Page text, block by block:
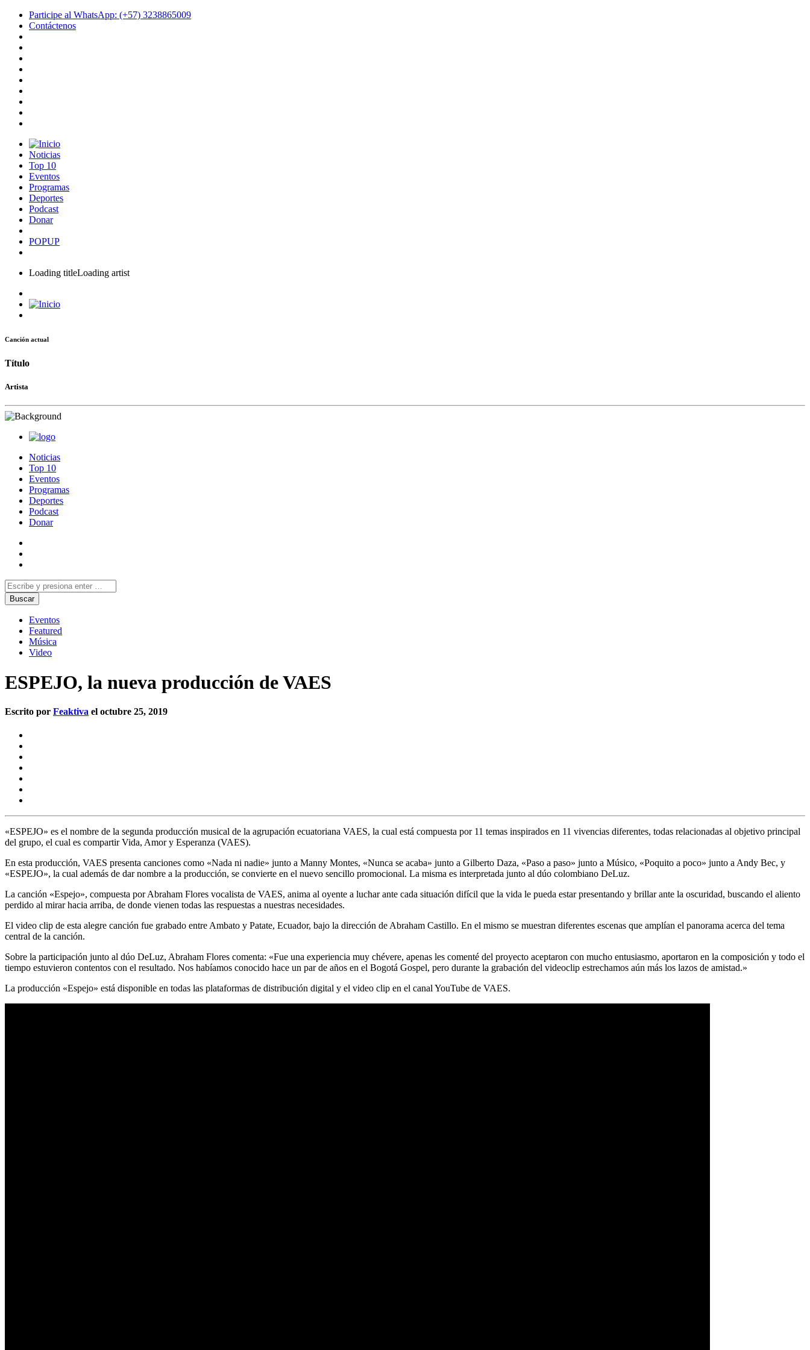
Participe al WhatsApp: (+57) 3238865009
Contáctenos
Noticias
Top 10
Eventos
Programas
Deportes
Podcast
Donar
POPUP
Loading titleLoading artist
Canción actual
Título
Artista
Noticias
Top 10
Eventos
Programas
Deportes
Podcast
Donar
Eventos
Featured
Música
Video
ESPEJO, la nueva producción de VAES
Escrito por Feaktiva el octubre 25, 2019
«ESPEJO» es el nombre de la segunda producción musical de la agrupación ecuatoriana VAES, la cual está compuesta por 11 temas inspirados en 11 vivencias diferentes, todas relacionadas al objetivo principal
del grupo, el cual es compartir Vida, Amor y Esperanza (VAES).
En esta producción, VAES presenta canciones como «Nada ni nadie» junto a Manny Montes, «Nunca se acaba» junto a Gilberto Daza, «Paso a paso» junto a Músico, «Poquito a poco» junto a Andy Bec, y
«ESPEJO», la cual además de dar nombre a la producción, se convierte en el nuevo sencillo promocional. La misma es interpretada junto al dúo colombiano DeLuz.
La canción «Espejo», compuesta por Abraham Flores vocalista de VAES, anima al oyente a luchar ante cada situación difícil que la vida le pueda estar presentando y brillar ante la oscuridad, buscando el aliento
perdido al mirar hacia arriba, de donde vienen todas las respuestas a nuestras necesidades.
El video clip de esta alegre canción fue grabado entre Ambato y Patate, Ecuador, bajo la dirección de Abraham Castillo. En el mismo se muestran diferentes escenas que amplían el panorama acerca del tema
central de la canción.
Sobre la participación junto al dúo DeLuz, Abraham Flores comenta: «Fue una experiencia muy chévere, apenas les comenté del proyecto aceptaron con mucho entusiasmo, aportaron en la composición y todo el
tiempo estuvieron contentos con el resultado. Nos habíamos conocido hace un par de años en el Bogotá Gospel, pero durante la grabación del videoclip estrechamos aún más los lazos de amistad.»
La producción «Espejo» está disponible en todas las plataformas de distribución digital y el video clip en el canal YouTube de VAES.